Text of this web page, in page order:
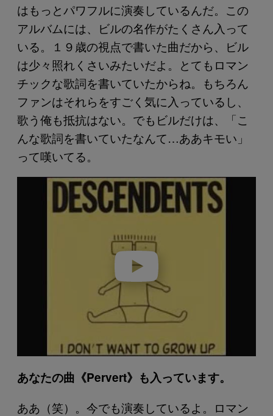
はもっとパワフルに演奏しているんだ。この
アルバムには、ビルの名作がたくさん入って
いる。１９歳の視点で書いた曲だから、ビル
は少々照れくさいみたいだよ。とてもロマン
チックな歌詞を書いていたからね。もちろん
ファンはそれらをすごく気に入っているし、
歌う俺も抵抗はない。でもビルだけは、「こ
んな歌詞を書いていたなんて…ああキモい」
って嘆いてる。
あなたの曲《Pervert》も入っています。
ああ（笑）。今でも演奏しているよ。ロマン